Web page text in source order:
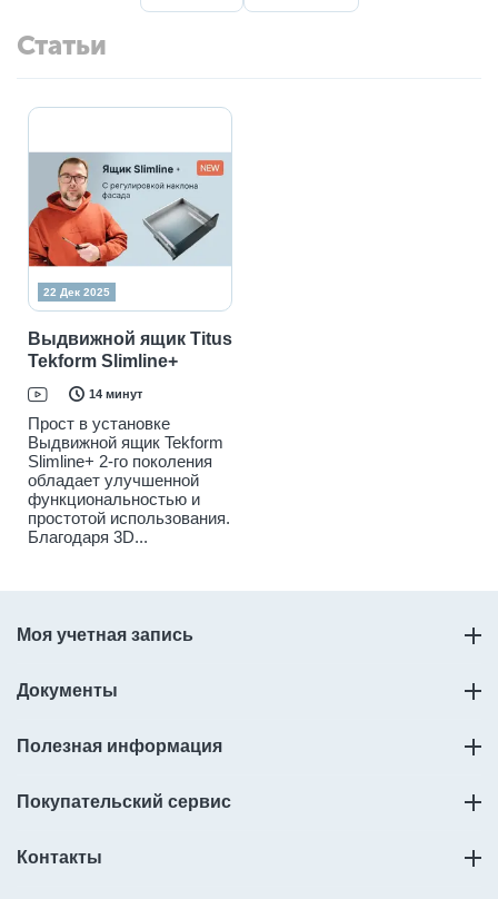
Статьи
22 Дек 2025
Выдвижной ящик Titus
Tekform Slimline+
14 минут
Прост в установке
Выдвижной ящик Tekform
Slimline+ 2-го поколения
обладает улучшенной
функциональностью и
простотой использования.
Благодаря 3D...
Моя учетная запись
Документы
Полезная информация
Покупательский сервис
Контакты